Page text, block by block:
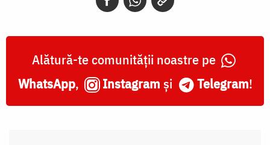
Alătură-te comunității noastre pe
WhatsApp, Instagram și Telegram!